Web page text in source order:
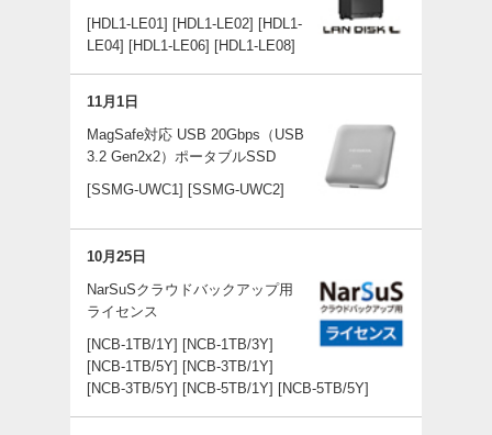
[HDL1-LE01] [HDL1-LE02] [HDL1-
LE04] [HDL1-LE06] [HDL1-LE08]
11月1日
MagSafe対応 USB 20Gbps（USB
3.2 Gen2x2）ポータブルSSD
[SSMG-UWC1] [SSMG-UWC2]
10月25日
NarSuSクラウドバックアップ用
ライセンス
[NCB-1TB/1Y] [NCB-1TB/3Y]
[NCB-1TB/5Y] [NCB-3TB/1Y]
[NCB-3TB/5Y] [NCB-5TB/1Y] [NCB-5TB/5Y]